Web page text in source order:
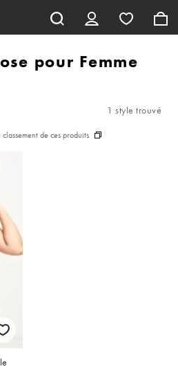
pour Femme
1 style trouvé
classement de ces produits